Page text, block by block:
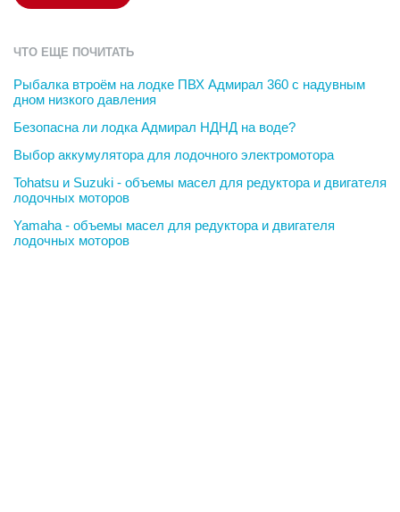
ЧТО ЕЩЕ ПОЧИТАТЬ
Рыбалка втроём на лодке ПВХ Адмирал 360 с надувным
дном низкого давления
Безопасна ли лодка Адмирал НДНД на воде?
Выбор аккумулятора для лодочного электромотора
Tohatsu и Suzuki - объемы масел для редуктора и двигателя
лодочных моторов
Yamaha - объемы масел для редуктора и двигателя
лодочных моторов